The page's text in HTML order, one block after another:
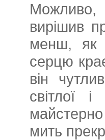
вирішив
менш, як
серцю
він
світлої
мить